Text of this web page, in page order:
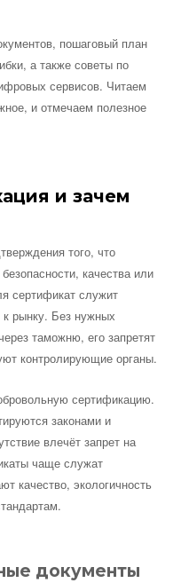
пошаговый план
а также советы по
сервисов. Читаем
и отмечаем полезное
и зачем
того, что
качества или
сертификат служит
к рынку. Без нужных
таможню, его запретят
контролирующие органы.
сертификацию.
законами и
влечёт запрет на
чаще служат
качество, экологичность
документы